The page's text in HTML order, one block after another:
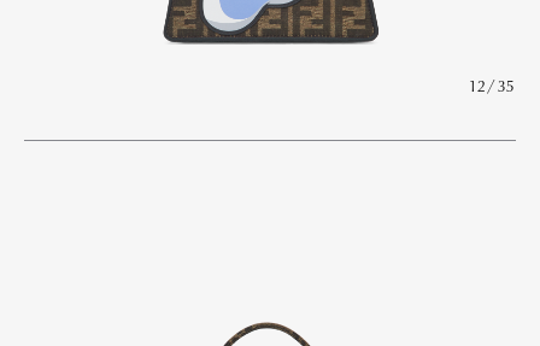
Official Columnist
About
Contact
12/35